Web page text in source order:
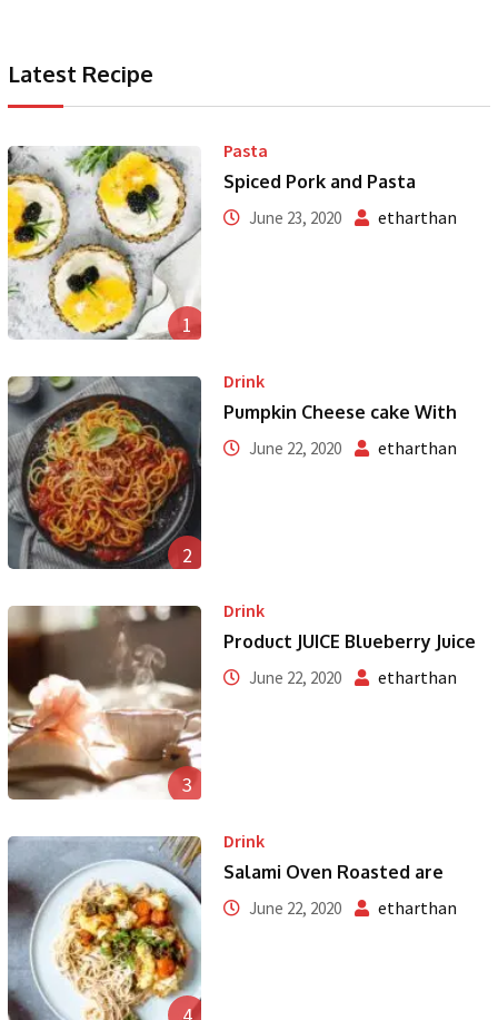
Latest Recipe
1
Pasta
Spiced Pork and Pasta
June 23, 2020 etharthan
2
Drink
Pumpkin Cheese cake With
June 22, 2020 etharthan
3
Drink
Product JUICE Blueberry Juice
June 22, 2020 etharthan
Drink
Salami Oven Roasted are
June 22, 2020 etharthan